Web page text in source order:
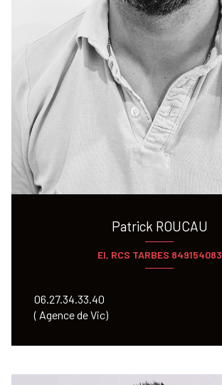
Patrick ROUCAU
EI, RCS TARBES 849154083
06.27.34.33.40
( Agence de Vic)